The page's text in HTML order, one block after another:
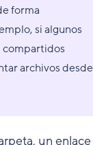
forma
si algunos
compartidos
archivos desde
un enlace